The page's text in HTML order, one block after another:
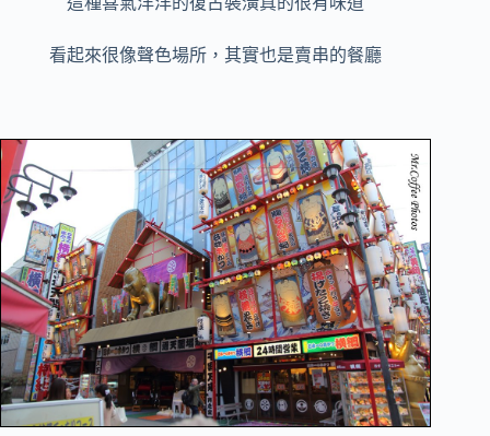
看起來很像聲色場所，其實也是賣串的餐廳